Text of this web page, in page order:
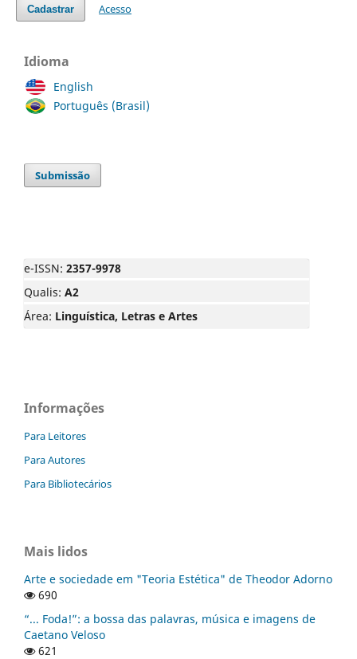
Cadastrar Acesso
Idioma
English
Português (Brasil)
Submissão
e-ISSN: 2357-9978
Qualis: A2
Área: Linguística, Letras e Artes
Informações
Para Leitores
Para Autores
Para Bibliotecários
Mais lidos
Arte e sociedade em "Teoria Estética" de Theodor Adorno
690
“... Foda!”: a bossa das palavras, música e imagens de
Caetano Veloso
621